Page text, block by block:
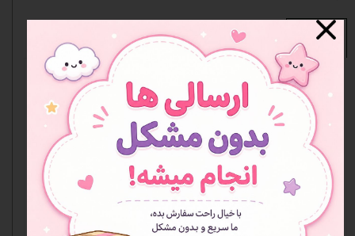
نظرات
هنوز نظری ثبت نشده
اولین نفری باشید که نظر می‌دهید